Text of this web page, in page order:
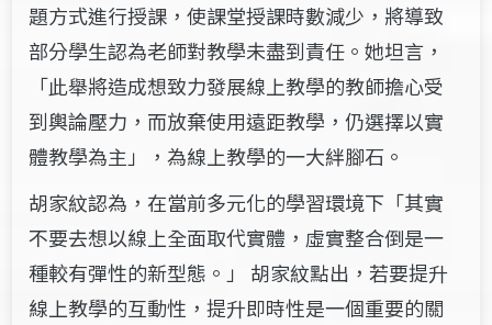
題方式進行授課，使課堂授課時數減少，將導致
部分學生認為老師對教學未盡到責任。她坦言，
「此舉將造成想致力發展線上教學的教師擔心受
到輿論壓力，而放棄使用遠距教學，仍選擇以實
體教學為主」，為線上教學的一大絆腳石。
胡家紋認為，在當前多元化的學習環境下「其實
不要去想以線上全面取代實體，虛實整合倒是一
種較有彈性的新型態。」 胡家紋點出，若要提升
線上教學的互動性，提升即時性是一個重要的關